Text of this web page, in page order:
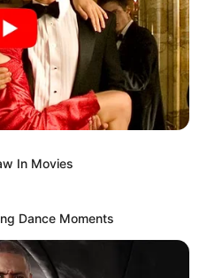
In Movies
Dance Moments